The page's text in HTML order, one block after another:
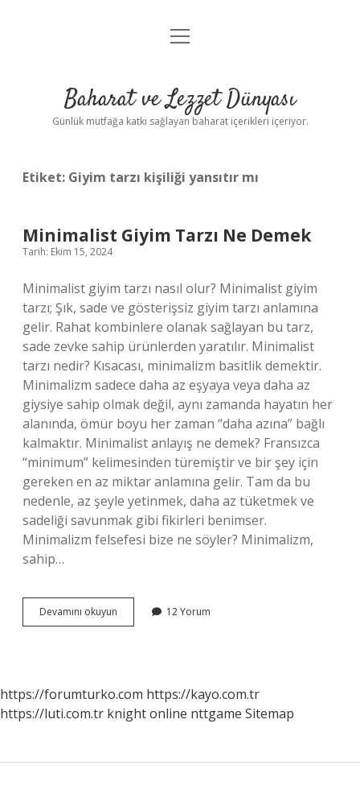
Anasayfa
Yasal Uyarı
menüyü
Baharat ve Lezzet Dünyası
Günlük mutfağa katkı sağlayan baharat içerikleri içeriyor.
Etiket: Giyim tarzı kişiliği yansıtır mı
Minimalist Giyim Tarzı Ne Demek
Tarih: Ekim 15, 2024
Minimalist giyim tarzı nasıl olur? Minimalist giyim
tarzı; Şık, sade ve gösterişsiz giyim tarzı anlamına
gelir. Rahat kombinlere olanak sağlayan bu tarz,
sade zevke sahip ürünlerden yaratılır. Minimalist
tarzı nedir? Kısacası, minimalizm basitlik demektir.
Minimalizm sadece daha az eşyaya veya daha az
giysiye sahip olmak değil, aynı zamanda hayatın her
alanında, ömür boyu her zaman “daha azına” bağlı
kalmaktır. Minimalist anlayış ne demek? Fransızca
“minimum” kelimesinden türemiştir ve bir şey için
gereken en az miktar anlamına gelir. Tam da bu
nedenle, az şeyle yetinmek, daha az tüketmek ve
sadeliği savunmak gibi fikirleri benimser.
Minimalizm felsefesi bize ne söyler? Minimalizm,
sahip…
Devamını okuyun Minimalist
Giyim
12 Yorum
https://forumturko.com https://kayo.com.tr
https://luti.com.tr knight online nttgame Sitemap